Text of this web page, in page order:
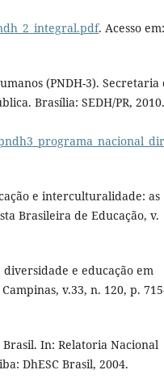
. Acesso em:
(PNDH-3). Secretaria
Brasília: SEDH/PR, 2010.
e interculturalidade: as
Brasileira de Educação, v.
e educação em
v.33, n. 120, p.
In: Relatoria Nacional
DhESC Brasil, 2004.